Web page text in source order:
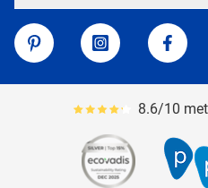
Van Helden Relatiegeschenken
Pinterest
Instagram
Gemiddeld8.6/10